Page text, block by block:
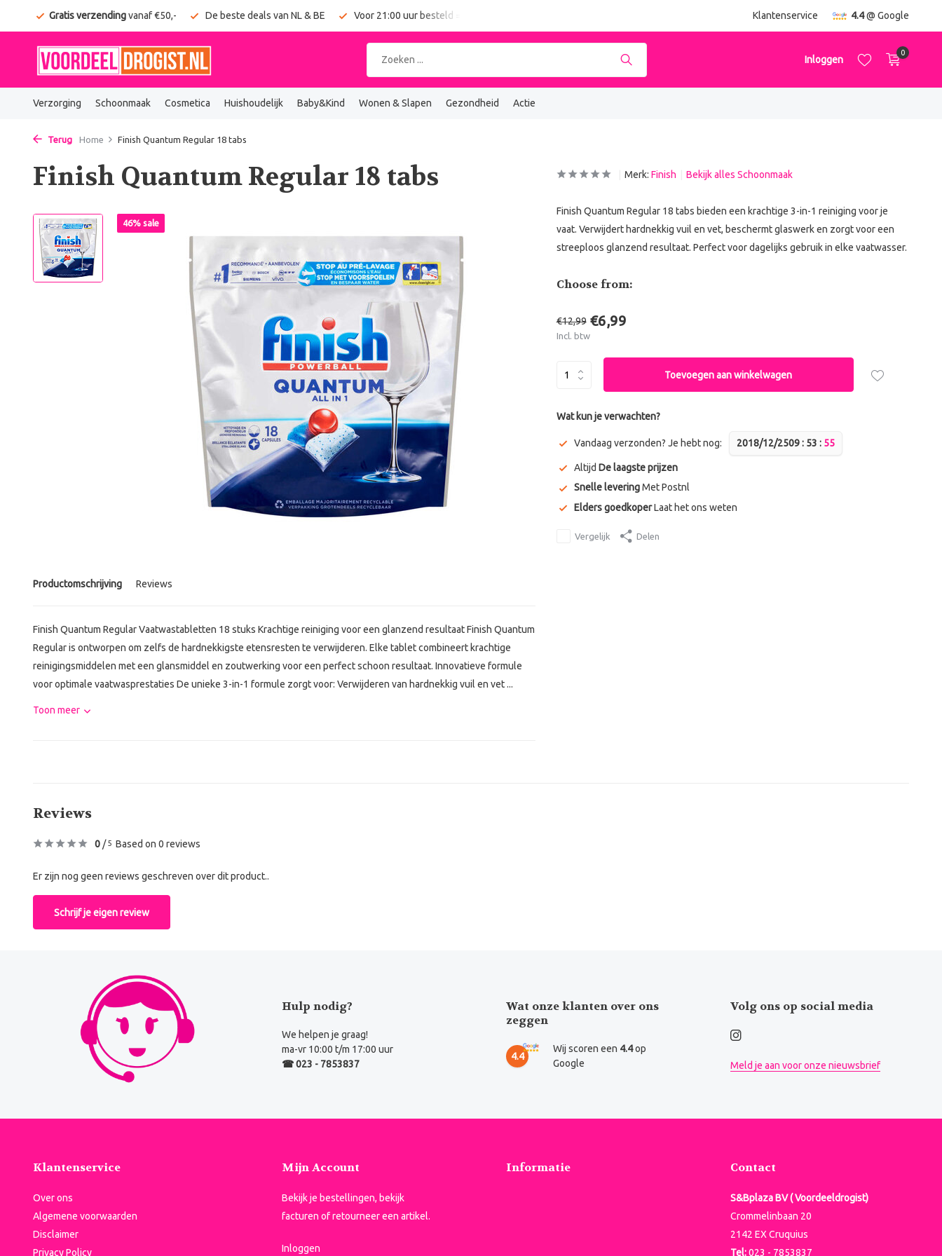
Gratis verzendingvanaf €50,- De beste deals van NL & BE Voor 21:00 uur besteld = vandaag verzonden Klantenservice 4.4@ Google
Inloggen
0
Verzorging Schoonmaak Cosmetica Huishoudelijk Baby&Kind Wonen & Slapen Gezondheid Actie
Terug Home Finish Quantum Regular 18 tabs
Finish Quantum Regular 18 tabs
46% sale
Productomschrijving Reviews
Finish Quantum Regular Vaatwastabletten 18 stuks Krachtige reiniging voor een glanzend resultaat Finish Quantum
Regular is ontworpen om zelfs de hardnekkigste etensresten te verwijderen. Elke tablet combineert krachtige
reinigingsmiddelen met een glansmiddel en zoutwerking voor een perfect schoon resultaat. Innovatieve formule
voor optimale vaatwasprestaties De unieke 3-in-1 formule zorgt voor: Verwijderen van hardnekkig vuil en vet ...
Toon meer
Merk: Finish Bekijk alles Schoonmaak
Finish Quantum Regular 18 tabs bieden een krachtige 3-in-1 reiniging voor je
vaat. Verwijdert hardnekkig vuil en vet, beschermt glaswerk en zorgt voor een
streeploos glanzend resultaat. Perfect voor dagelijks gebruik in elke vaatwasser.
Choose from:
€12,99 €6,99
Incl. btw
Toevoegen aan winkelwagen
Wat kun je verwachten?
Vandaag verzonden? Je hebt nog: 2018/12/2509: 53 : 55
Altijd De laagste prijzen
Snelle leveringMet Postnl
Elders goedkoperLaat het ons weten
Vergelijk Delen
Reviews
0 /5 Based on 0 reviews
Er zijn nog geen reviews geschreven over dit product..
Schrijf je eigen review
Hulp nodig?
We helpen je graag!
ma-vr 10:00 t/m 17:00 uur
☎ 023 - 7853837
Wat onze klanten over ons
zeggen
4.4
Wij scoren een 4.4op
Google
Volg ons op social media
Meld je aan voor onze nieuwsbrief
Klantenservice
Over ons
Algemene voorwaarden
Disclaimer
Privacy Policy
Mijn Account
Bekijk je bestellingen, bekijk
facturen of retourneer een artikel.
Inloggen
Informatie Contact
S&Bplaza BV ( Voordeeldrogist)
Crommelinbaan 20
2142 EX Cruquius
Tel:023 - 7853837